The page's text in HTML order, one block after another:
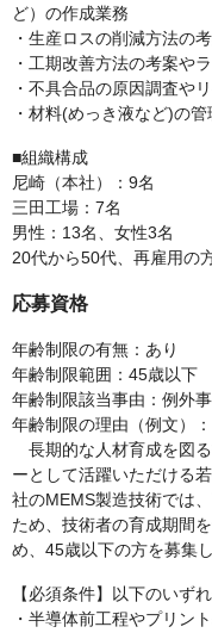
ど）の作成業務
・生産ロスの削減方法の
・工期改善方法の考案や
・不具合品の原因調査や
・材料(めっき液など)の
■組織構成
尼崎（本社）：9名
三田工場：7名
男性：13名、女性3名
20代から50代、再雇用の
応募資格
年齢制限の有無：あり
年齢制限範囲：45歳以下
年齢制限該当事由：例外
年齢制限の理由（例文）：
長期的な人材育成を図
ーとして活躍いただける
社のMEMS製造技術では
ため、技術者の育成期間
め、45歳以下の方を募集
【必須条件】以下のいず
・半導体前工程やプリン